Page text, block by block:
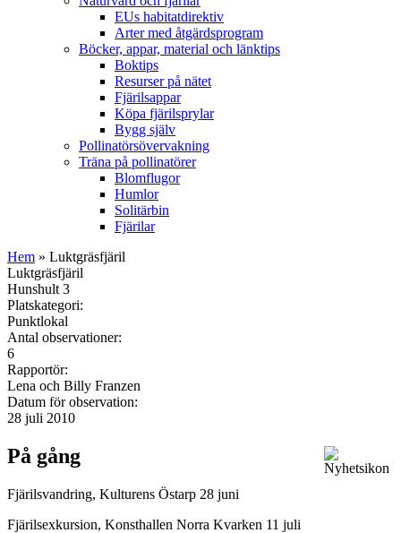
EUs habitatdirektiv
Arter med åtgärdsprogram
Böcker, appar, material och länktips
Boktips
Resurser på nätet
Fjärilsappar
Köpa fjärilsprylar
Bygg själv
Pollinatörsövervakning
Träna på pollinatörer
Blomflugor
Humlor
Solitärbin
Fjärilar
Hem » Luktgräsfjäril
Luktgräsfjäril
Hunshult 3
Platskategori:
Punktlokal
Antal observationer:
6
Rapportör:
Lena och Billy Franzen
Datum för observation:
28 juli 2010
På gång
Fjärilsvandring, Kulturens Östarp 28 juni
Fjärilsexkursion, Konsthallen Norra Kvarken 11 juli